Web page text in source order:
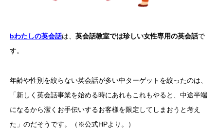
bわたしの英会話は、 英会話教室では珍しい女性専用の英会話で
す。
年齢や性別を絞らない英会話が多い中ターゲットを絞ったのは、
「新しく英会話事業を始める時にあれもこれもやると、中途半端
になるから潔くお手伝いするお客様を限定してしまおうと考え
た」のだそうです。（※公式HPより。）